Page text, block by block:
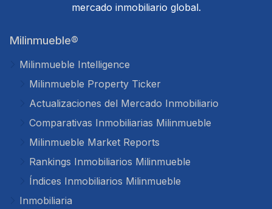
mercado inmobiliario global.
Milinmueble®
Milinmueble Intelligence
Milinmueble Property Ticker
Actualizaciones del Mercado Inmobiliario
Comparativas Inmobiliarias Milinmueble
Milinmueble Market Reports
Rankings Inmobiliarios Milinmueble
Índices Inmobiliarios Milinmueble
Inmobiliaria